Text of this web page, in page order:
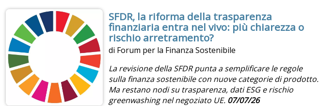
SFDR, la riforma della trasparenza
finanziaria entra nel vivo: più chiarezza o
rischio arretramento?
di Forum per la Finanza Sostenibile
La revisione della SFDR punta a semplificare le regole
sulla finanza sostenibile con nuove categorie di prodotto.
Ma restano nodi su trasparenza, dati ESG e rischio
greenwashing nel negoziato UE. 07/07/26